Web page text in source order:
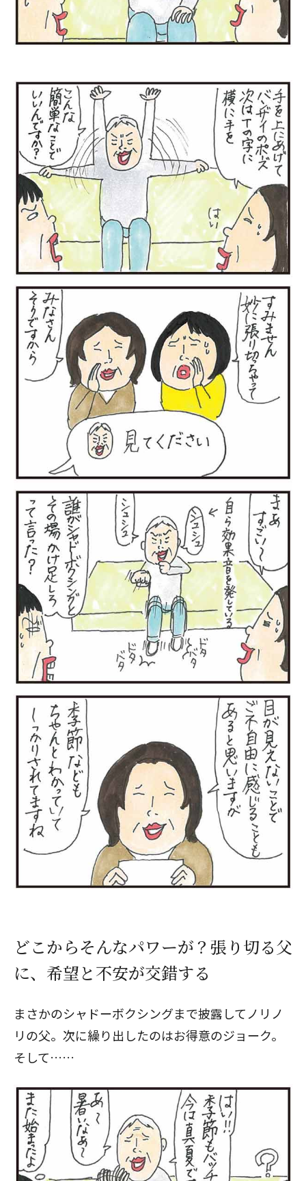
どこからそんなパワーが？張り切る父
に、希望と不安が交錯する
まさかのシャドーボクシングまで披露してノリノ
リの父。次に繰り出したのはお得意のジョーク。
そして……